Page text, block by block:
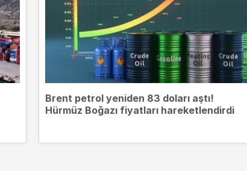
Brent petrol yeniden 83 doları aştı!
Hürmüz Boğazı fiyatları hareketlendirdi